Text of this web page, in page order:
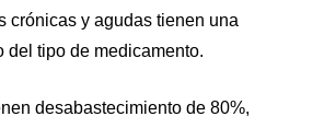
crónicas y agudas tienen una
tipo de medicamento.
desabastecimiento de 80%,